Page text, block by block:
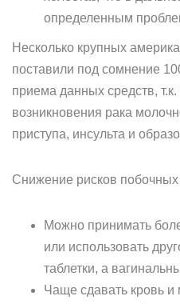
определенным
Несколько крупных
поставили под сомнение
приема данных средств,
возникновения рака
приступа, инсульта и
Снижение рисков
Можно принимать
или использовать
таблетки, а
Чаще сдавать кровь и